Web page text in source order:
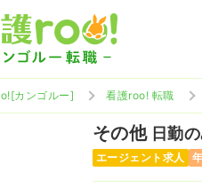
カンゴルー] 看護roo! 転職
その他日勤
エージェント求人